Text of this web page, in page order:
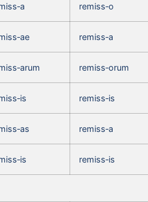
remiss‑o
remiss‑a
remiss‑orum
remiss‑is
remiss‑a
remiss‑is